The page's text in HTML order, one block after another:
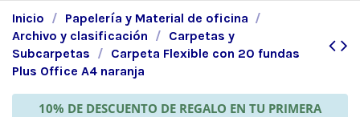
Inicio
Papelería y Material de oficina
Archivo y clasificación
Carpetas y
Subcarpetas
Carpeta Flexible con 20 fundas
Plus Office A4 naranja
10% DE DESCUENTO DE REGALO EN TU PRIMERA